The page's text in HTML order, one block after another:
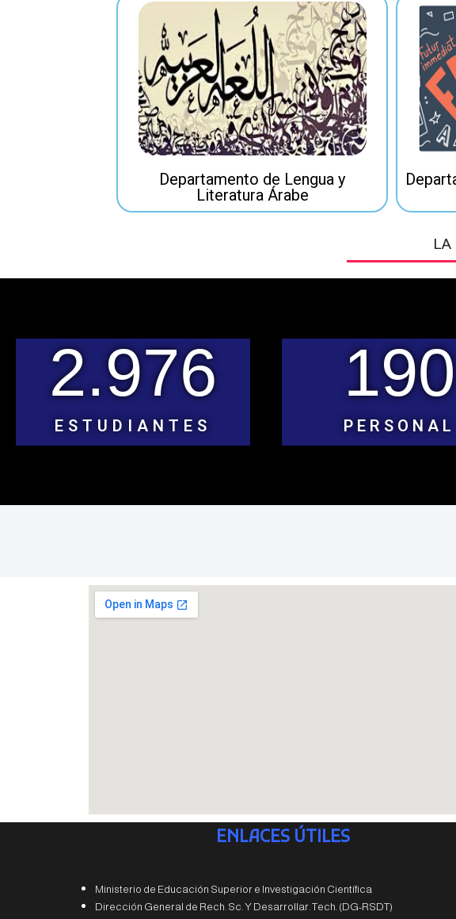
Departamento de Lengua y
Literatura Árabe
LA
2.976
ESTUDIANTES
190
PERSONAL
ENLACES ÚTILES
Ministerio de Educación Superior e Investigación Científica
Dirección General de Rech. Sc. Y Desarrollar. Tech. (DG-RSDT)